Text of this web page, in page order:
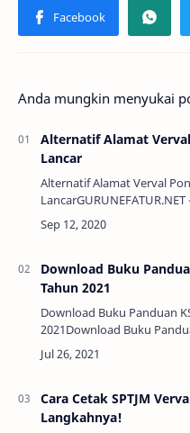
Anda mungkin menyukai
Alternatif Alamat
Lancar
Alternatif Alamat Verval
sudah berakhir bulan
tahap 1 verval akan
Download Buku
Tahun 2021
Download Buku Panduan
2021Download Buku
Tahun 2021 - KSM
merupakan sebuah
Cara Cetak SPTJM
Langkahnya!